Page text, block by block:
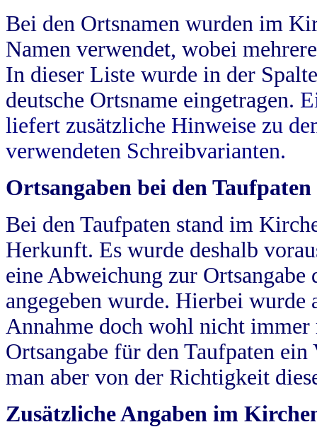
Bei den Ortsnamen wurden im
Namen verwendet, wobei
In dieser Liste wurde in der
deutsche Ortsname eingetragen.
liefert zusätzliche Hinweise zu
verwendeten Schreibvarianten.
Ortsangaben bei den Taufpaten
Bei den Taufpaten stand im
Herkunft. Es wurde deshalb
eine Abweichung zur
angegeben wurde. Hierbei wurde
Annahme doch wohl nicht
Ortsangabe für den Taufpaten
man aber von der Richtigkeit
Zusätzliche Angaben im